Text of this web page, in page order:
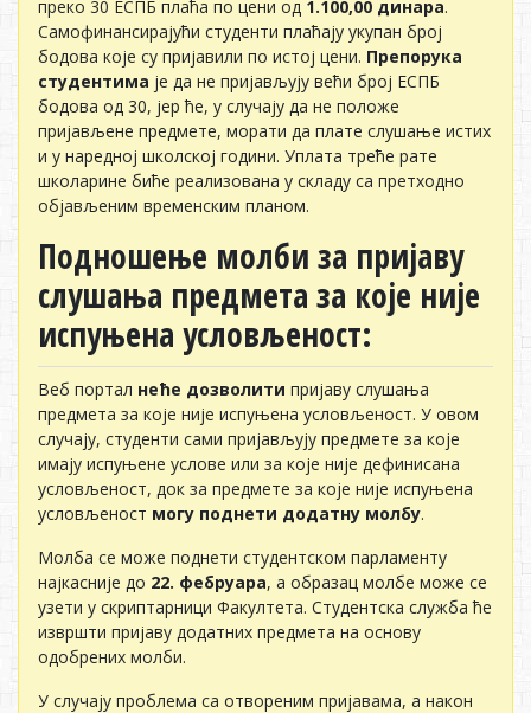
преко 30 ЕСПБ плаћа по цени од 1.100,00 динара.
Самофинансирајући студенти плаћају укупан број
бодова које су пријавили по истој цени. Препорука
студентима је да не пријављују већи број ЕСПБ
бодова од 30, јер ће, у случају да не положе
пријављене предмете, морати да плате слушање истих
и у наредној школској години. Уплата треће рате
школарине биће реализована у складу са претходно
објављеним временским планом.
Подношење молби за пријаву
слушања предмета за које није
испуњена условљеност:
Веб портал неће дозволити пријаву слушања
предмета за које није испуњена условљеност. У овом
случају, студенти сами пријављују предмете за које
имају испуњене услове или за које није дефинисана
условљеност, док за предмете за које није испуњена
условљеност могу поднети додатну молбу.
Молба се може поднети студентском парламенту
најкасније до 22. фебруара, а образац молбе може се
узети у скриптарници Факултета. Студентска служба ће
извршти пријаву додатних предмета на основу
одобрених молби.
У случају проблема са отвореним пријавама, а након